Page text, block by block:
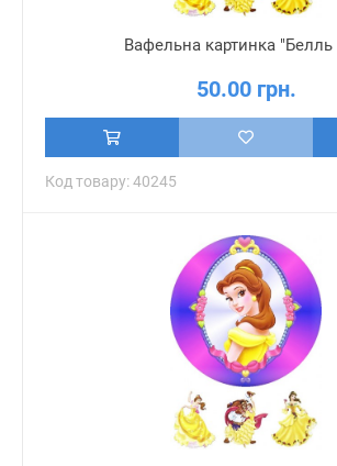
Вафельна картинка
50.00 грн.
Код товару: 40245